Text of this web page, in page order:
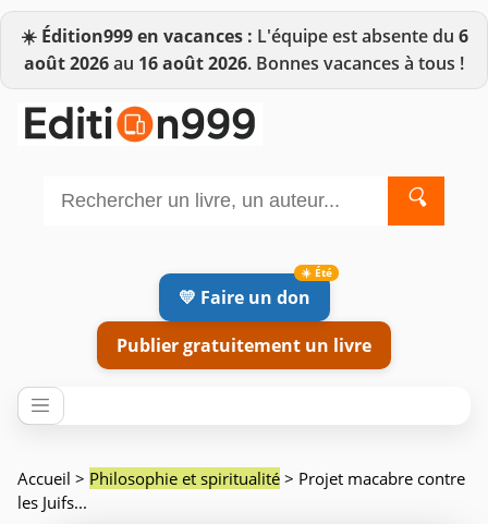
☀️ Édition999 en vacances : L'équipe est absente du 6
août 2026au 16 août 2026. Bonnes vacances à tous !
🔍
💛 Faire un don
Publier gratuitement un livre
Accueil > Philosophie et spiritualité > Projet macabre contre
les Juifs...